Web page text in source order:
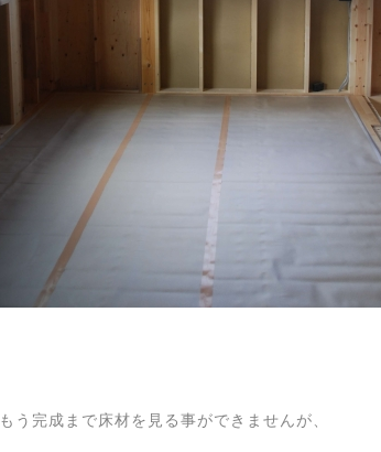
もう完成まで床材を見る事ができませんが、